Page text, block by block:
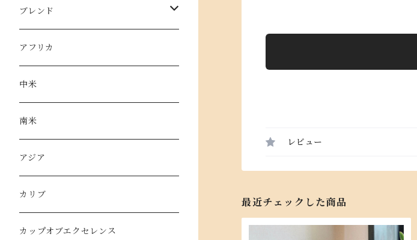
レビュー
最近チェックした商品
ブレンド
季節のブレンド
オリジナルブレンド
100gパック
200gパック
アフリカ
中米
南米
アジア
カリブ
カップオブエクセレンス